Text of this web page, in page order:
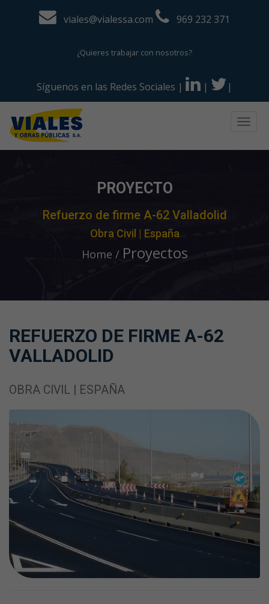
viales@vialessa.com 969 232 371
¿Quieres trabajar con nosotros?
Síguenos en las Redes Sociales | | |
PROYECTO
Refuerzo de firme A-62 Valladolid
Obra Civil | España
Home Proyectos
REFUERZO DE FIRME A-62
VALLADOLID
OBRA CIVIL | ESPAÑA